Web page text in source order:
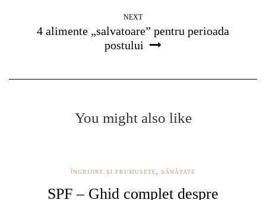
NEXT
4 alimente „salvatoare” pentru perioada
postului
You might also like
ÎNGRIJIRE ȘI FRUMUSEȚE, SĂNĂTATE
SPF – Ghid complet despre